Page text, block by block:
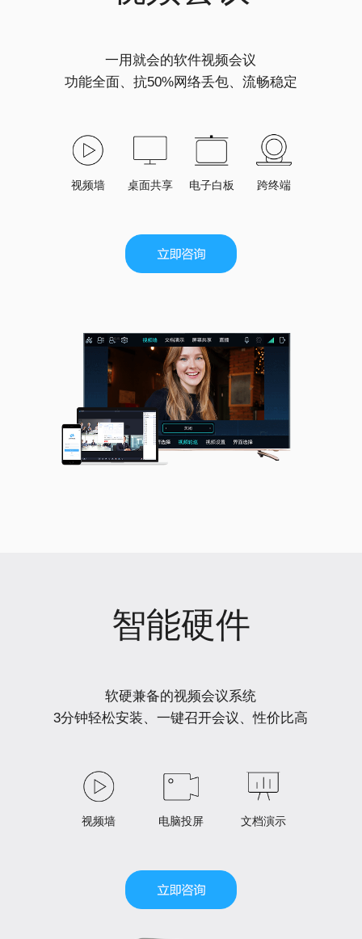
一用就会的软件视频会议
功能全面、抗50%网络丢包、流畅稳定
视频墙 桌面共享 电子白板 跨终端
智能硬件
软硬兼备的视频会议系统
3分钟轻松安装、一键召开会议、性价比高
视频墙 电脑投屏 文档演示